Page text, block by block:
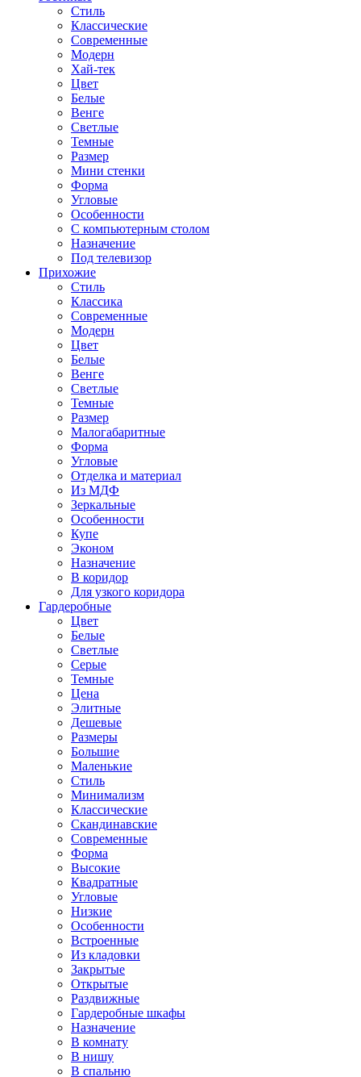
Стиль
Классические
Современные
Модерн
Хай-тек
Цвет
Белые
Венге
Светлые
Темные
Размер
Мини стенки
Форма
Угловые
Особенности
С компьютерным столом
Назначение
Под телевизор
Прихожие
Стиль
Классика
Современные
Модерн
Цвет
Белые
Венге
Светлые
Темные
Размер
Малогабаритные
Форма
Угловые
Отделка и материал
Из МДФ
Зеркальные
Особенности
Купе
Эконом
Назначение
В коридор
Для узкого коридора
Гардеробные
Цвет
Белые
Светлые
Серые
Темные
Цена
Элитные
Дешевые
Размеры
Большие
Маленькие
Стиль
Минимализм
Классические
Скандинавские
Современные
Форма
Высокие
Квадратные
Угловые
Низкие
Особенности
Встроенные
Из кладовки
Закрытые
Открытые
Раздвижные
Гардеробные шкафы
Назначение
В комнату
В нишу
В спальню